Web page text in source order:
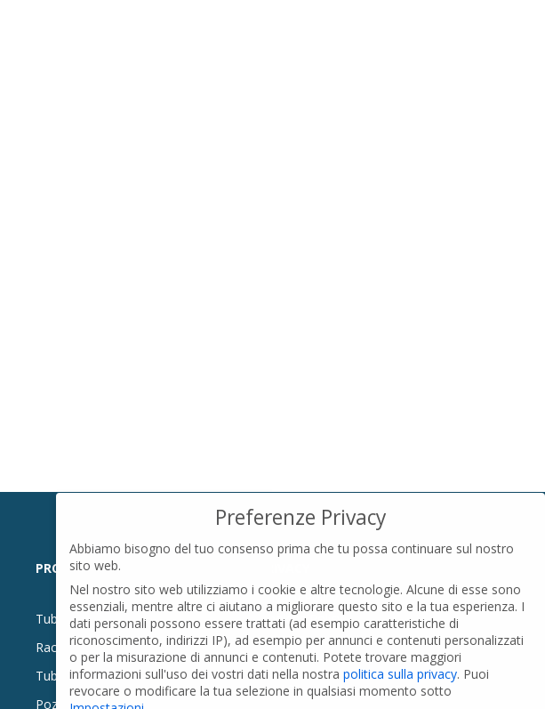
PRODOTTI
Tubi PVC
Raccordi PVC
Tubi e Raccordi in PVC-A
Pozzi Artesiani
Privacy Policy
Cookies Policy
GDPR Personal data
Modifica impostazione Cookies
Preferenze Privacy
Abbiamo bisogno del tuo consenso prima che tu possa continuare sul nostro
sito web.
Nel nostro sito web utilizziamo i cookie e altre tecnologie. Alcune di esse sono
essenziali, mentre altre ci aiutano a migliorare questo sito e la tua esperienza. I
dati personali possono essere trattati (ad esempio caratteristiche di
riconoscimento, indirizzi IP), ad esempio per annunci e contenuti personalizzati
o per la misurazione di annunci e contenuti. Potete trovare maggiori
informazioni sull'uso dei vostri dati nella nostra politica sulla privacy. Puoi
revocare o modificare la tua selezione in qualsiasi momento sotto